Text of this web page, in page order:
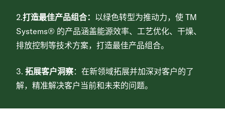
2.打造最佳产品组合： 以绿色转型为推动力，使 TM
Systems® 的产品涵盖能源效率、工艺优化、干燥、
排放控制等技术方案，打造最佳产品组合。
3. 拓展客户洞察： 在新领域拓展并加深对客户的了
解， 精准解决客户当前和未来的问题。